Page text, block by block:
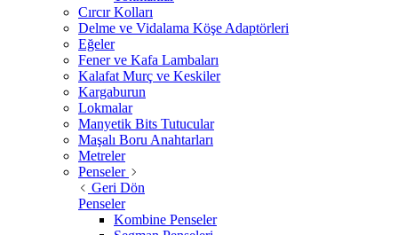
Cırcır Kolları
Delme ve Vidalama Köşe Adaptörleri
Eğeler
Fener ve Kafa Lambaları
Kalafat Murç ve Keskiler
Kargaburun
Lokmalar
Manyetik Bits Tutucular
Maşalı Boru Anahtarları
Metreler
Penseler
Geri Dön
Penseler
Kombine Penseler